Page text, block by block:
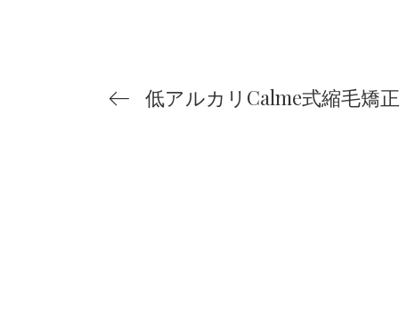
低アルカリCalme式縮毛矯正